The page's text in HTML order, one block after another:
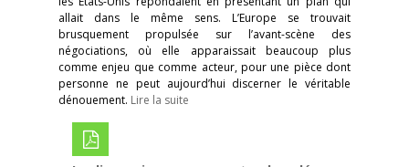
allait dans le même sens. L’Europe se trouvait
brusquement propulsée sur l’avant-scène des
négociations, où elle apparaissait beaucoup plus
comme enjeu que comme acteur, pour une pièce dont
personne ne peut aujourd’hui discerner le véritable
dénouement. Lire la suite